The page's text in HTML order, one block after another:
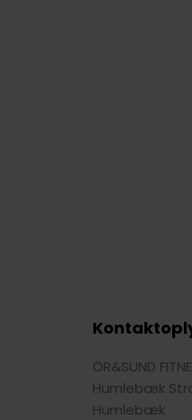
ÖR&SUND
Humlebæk
Humlebæk